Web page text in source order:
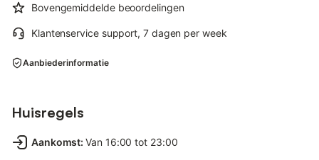
Bovengemiddelde beoordelingen
Klantenservice support, 7 dagen per week
Aanbiederinformatie
Huisregels
Aankomst: Van 16:00 tot 23:00